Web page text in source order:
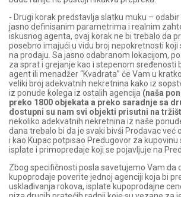
- Drugi korak predstavlja slatku muku –
jasno definisanim parametrima i realnim
iskusnog agenta, ovaj korak ne bi trebalo da
posebno imajući u vidu broj nepokretnosti koji
na prodaju. Sa jasno odabranom lokacijom,
za sprat i grejanje kao i stepenom sređenosti
agent ili menadžer “Kvadrata” će Vam u
veliki broj adekvatnih nekretnina kako iz
iz ponude kolega iz ostalih agencija (naša
preko 1800 objekata a preko saradnje sa
dostupni su nam svi objekti prisutni na
nekoliko adekvatnih nekretnina iz naše
dana trebalo bi da je svaki bivši Prodavac već
i kao Kupac potpisao Predugovor za
isplate i primopredaje koji se pojavljuje na
Zbog specifičnosti posla savetujemo Vam da
kupoprodaje poverite jednoj agenciji koja bi
usklađivanja rokova, isplate kupoprodajne